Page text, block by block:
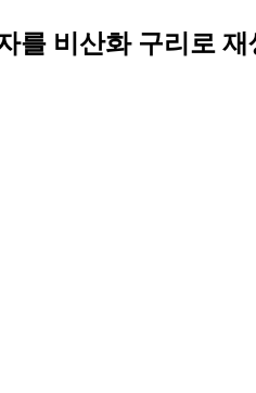
를 비산화 구리로